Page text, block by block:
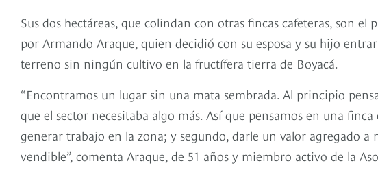
Sus dos hectáreas, que colindan con otras fincas cafeteras, son
por Armando Araque, quien decidió con su esposa y su hijo
terreno sin ningún cultivo en la fructífera tierra de Boyacá.
“Encontramos un lugar sin una mata sembrada. Al principio
que el sector necesitaba algo más. Así que pensamos en una
generar trabajo en la zona; y segundo, darle un valor agregado
vendible”, comenta Araque, de 51 años y miembro activo de la